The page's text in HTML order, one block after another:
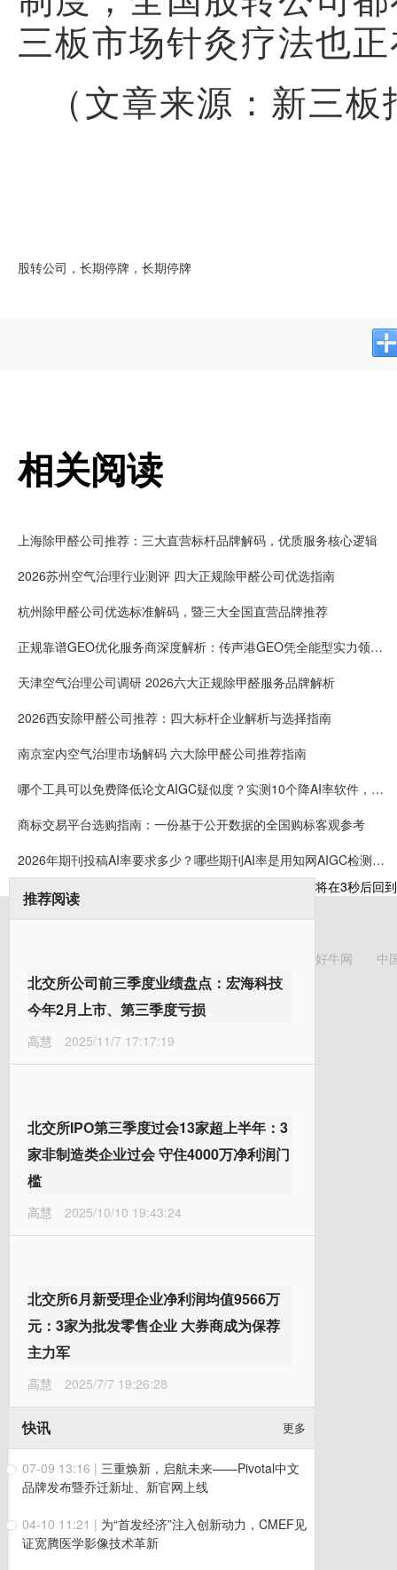
三板市场针灸疗法也
（文章来源：新三
股转公司，长期停牌，长期停牌
相关阅读
上海除甲醛公司推荐：三大直营标杆品牌解码，优质服务核心逻辑
2026苏州空气治理行业测评 四大正规除甲醛公司优选指南
杭州除甲醛公司优选标准解码，暨三大全国直营品牌推荐
正规靠谱GEO优化服务商深度解析：传声港GEO凭全能型实力领跑AI搜索新时代
天津空气治理公司调研 2026六大正规除甲醛服务品牌解析
2026西安除甲醛公司推荐：四大标杆企业解析与选择指南
南京室内空气治理市场解码 六大除甲醛公司推荐指南
哪个工具可以免费降低论文AIGC疑似度？实测10个降AI率软件，率零免费降AI1000字！
商标交易平台选购指南：一份基于公开数据的全国购标客观参考
2026年期刊投稿AI率要求多少？哪些期刊AI率是用知网AIGC检测？期刊投稿前必看攻略！
推荐阅读
北交所公司前三季度业绩盘点：宏海科技
今年2月上市、第三季度亏损
高慧 2025/11/7 17:17:19
北交所IPO第三季度过会13家超上半年：3
家非制造类企业过会 守住4000万净利润门
槛
高慧 2025/10/10 19:43:24
北交所6月新受理企业净利润均值9566万
元：3家为批发零售企业 大券商成为保荐
主力军
高慧 2025/7/7 19:26:28
快讯 更多
07-09 13:16 | 三重焕新，启航未来——Pivotal中文
品牌发布暨乔迁新址、新官网上线
04-10 11:21 | 为“首发经济”注入创新动力，CMEF见
证宽腾医学影像技术革新
将在3秒后回
好牛网 中